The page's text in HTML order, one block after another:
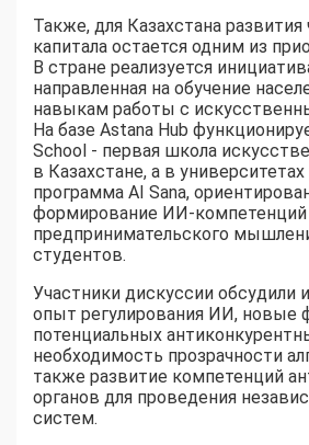
Также, для Казахстана развития
капитала остается одним из
В стране реализуется
направленная на обучение
навыкам работы с
На базе Astana Hub
School - первая школа
в Казахстане, а в
программа AI Sana,
формирование ИИ-компетенций
предпринимательского
студентов.
Участники дискуссии
опыт регулирования ИИ, новые
потенциальных
необходимость прозрачности
также развитие компетенций
органов для проведения
систем.